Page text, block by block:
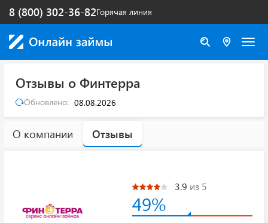
Горячая линия
8 (800) 302-36-82
Отзывы о Финтерра
Обновлено: 08.08.2026
О компании Отзывы
3.9 из 5
49%